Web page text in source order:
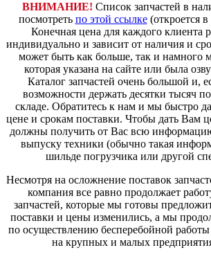
ВНИМАНИЕ! Список запчастей в
посмотреть по этой ссылке(откроется
Конечная цена для каждого клиента
индивидуально и зависит от наличия и
может быть как больше, так и намного
которая указана на сайте или была
Каталог запчастей очень большой и,
возможности держать десятки тысяч
складе. Обратитесь к нам и мы быстро
цене и срокам поставки. Чтобы дать Вам
должны получить от Вас всю
выпуску техники (обычно такая
шильде погрузчика или другой
Несмотря на осложнение поставок
компания все равно продолжает
запчастей, которые мы готовы
поставки и цены изменились, а мы
по осуществлению бесперебойной работы
на крупных и малых